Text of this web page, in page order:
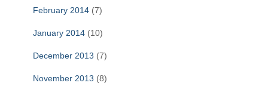
February 2014 (7)
January 2014 (10)
December 2013 (7)
November 2013 (8)